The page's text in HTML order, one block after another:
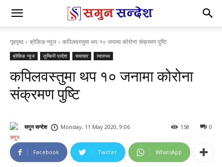
गृहपृष्ठ ब्रेकिङ न्युज कपिलवस्तुमा थप १० जनामा कोरोना संक्रमण पुष्टि
ब्रेकिङ न्युज लुम्बिनी प्रदेश समाचार स्वास्थ्य
कपिलवस्तुमा थप १० जनामा कोरोना
संक्रमण पुष्टि
सगुन सन्देश Monday, 11 May 2020, 9:06 0
158
Facebook Twitter WhatsApp